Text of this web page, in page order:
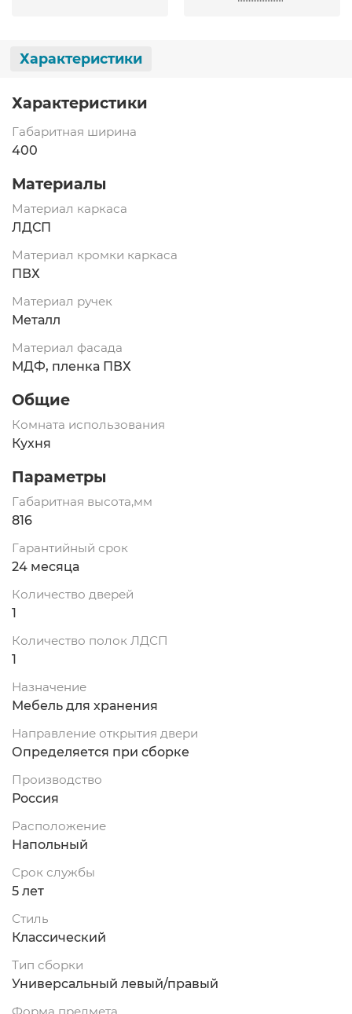
Характеристики
Характеристики
Габаритная ширина
400
Материалы
Материал каркаса
ЛДСП
Материал кромки каркаса
ПВХ
Материал ручек
Металл
Материал фасада
МДФ, пленка ПВХ
Общие
Комната использования
Кухня
Параметры
Габаритная высота,мм
816
Гарантийный срок
24 месяца
Количество дверей
1
Количество полок ЛДСП
1
Назначение
Мебель для хранения
Направление открытия двери
Определяется при сборке
Производство
Россия
Расположение
Напольный
Срок службы
5 лет
Стиль
Классический
Тип сборки
Универсальный левый/правый